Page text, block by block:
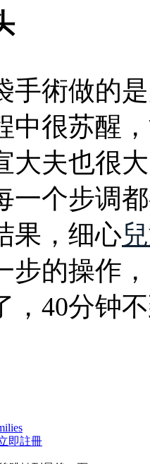
手術做的
中很苏醒
大夫也很
一个步调
果，细心
步的操作
，40分钟
即註冊